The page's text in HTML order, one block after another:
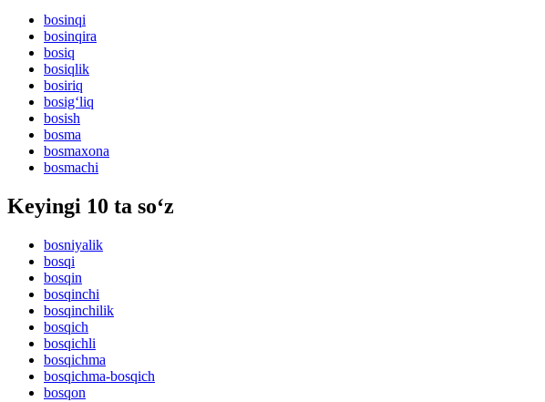
bosinqi
bosinqira
bosiq
bosiqlik
bosiriq
bosig‘liq
bosish
bosma
bosmaxona
bosmachi
Keyingi 10 ta so‘z
bosniyalik
bosqi
bosqin
bosqinchi
bosqinchilik
bosqich
bosqichli
bosqichma
bosqichma-bosqich
bosqon